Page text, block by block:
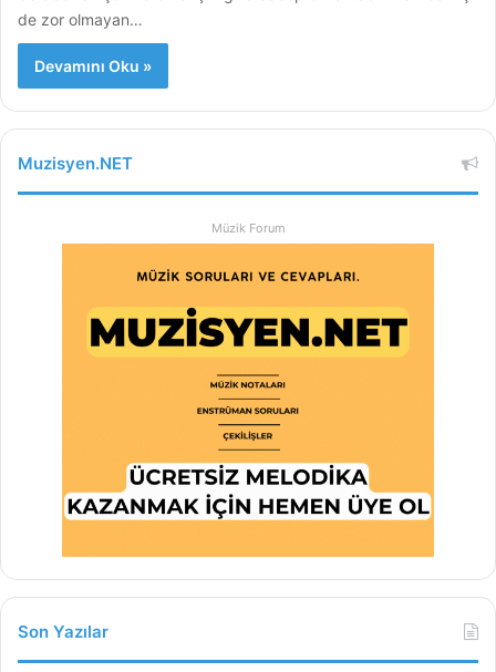
de zor olmayan…
Devamını Oku »
Muzisyen.NET
Müzik Forum
Son Yazılar